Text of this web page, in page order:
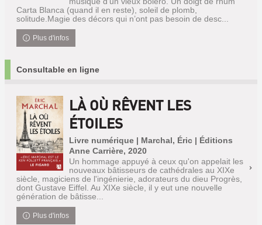
Carta Blanca (quand il en reste), soleil de plomb,
solitude.Magie des décors qui n’ont pas besoin de desc...
Plus d'infos
Consultable en ligne
LÀ OÙ RÊVENT LES
ÉTOILES
Livre numérique | Marchal, Éric | Éditions
Anne Carrière, 2020
Un hommage appuyé à ceux qu'on appelait les
nouveaux bâtisseurs de cathédrales au XIXe
siècle, magiciens de l'ingénierie, adorateurs du dieu Progrès,
dont Gustave Eiffel. Au XIXe siècle, il y eut une nouvelle
génération de bâtisse...
Plus d'infos